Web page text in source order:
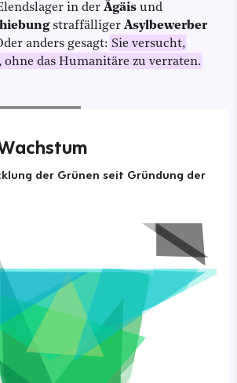
in der Ägäis und
straffälliger Asylbewerber
anders gesagt: Sie versucht,
das Humanitäre zu verraten.
der Grünen seit Gründung der